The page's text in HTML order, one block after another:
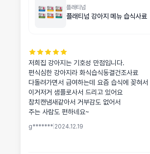
플래티넘
플래티넘 강아지 메뉴 습식사료
저희집 강아지는 기호성 만점입니다.
편식심한 강아지라 화식습식동결건조사료
다돌려가면서 급여하는데 요즘 습식에 꽂혀서
이거저거 샘플로사서 드리고 있어요
참치캔냄새같아서 거부감도 없어서
주는 사람도 편하네요~
g******* 2024.12.19